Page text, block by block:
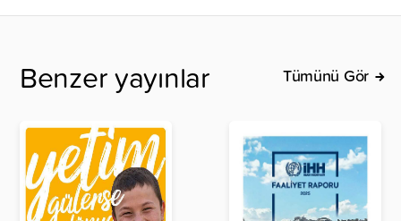
Benzer yayınlar Tümünü Gör